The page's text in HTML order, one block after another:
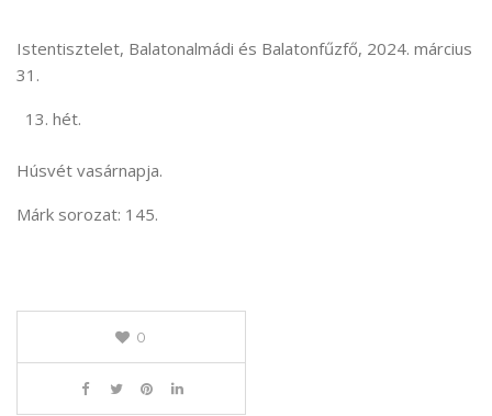
Istentisztelet, Balatonalmádi és Balatonfűzfő, 2024. március
31.
hét.
Húsvét vasárnapja.
Márk sorozat: 145.
0